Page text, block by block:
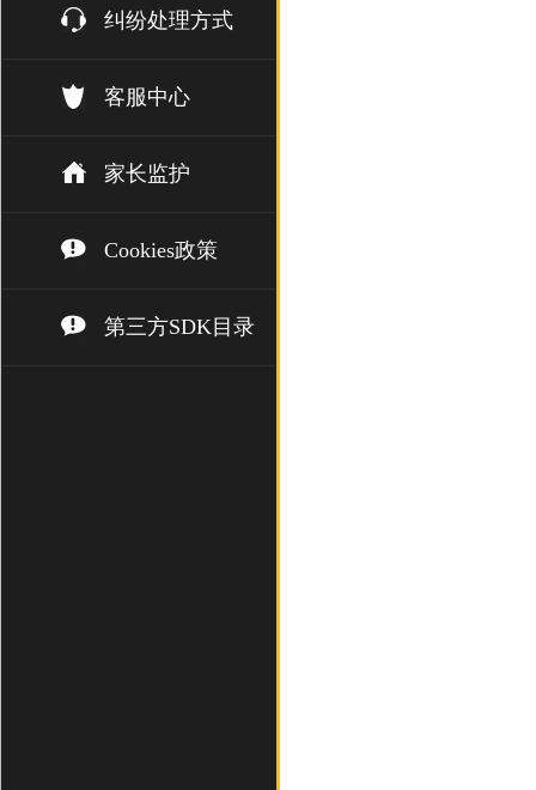
纠纷处理方式
客服中心
家长监护
Cookies政策
第三方SDK目录